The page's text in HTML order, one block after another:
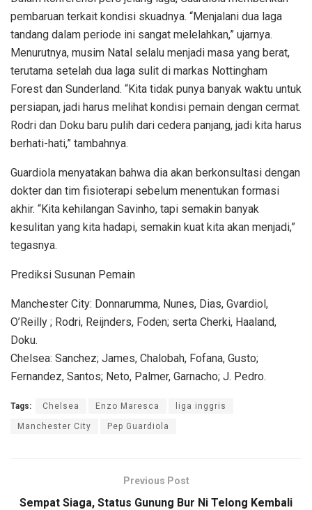
pembaruan terkait kondisi skuadnya. “Menjalani dua laga
tandang dalam periode ini sangat melelahkan,” ujarnya.
Menurutnya, musim Natal selalu menjadi masa yang berat,
terutama setelah dua laga sulit di markas Nottingham
Forest dan Sunderland. “Kita tidak punya banyak waktu untuk
persiapan, jadi harus melihat kondisi pemain dengan cermat.
Rodri dan Doku baru pulih dari cedera panjang, jadi kita harus
berhati-hati,” tambahnya.
Guardiola menyatakan bahwa dia akan berkonsultasi dengan
dokter dan tim fisioterapi sebelum menentukan formasi
akhir. “Kita kehilangan Savinho, tapi semakin banyak
kesulitan yang kita hadapi, semakin kuat kita akan menjadi,”
tegasnya.
Prediksi Susunan Pemain
Manchester City: Donnarumma, Nunes, Dias, Gvardiol,
O’Reilly ; Rodri, Reijnders, Foden; serta Cherki, Haaland,
Doku.
Chelsea: Sanchez; James, Chalobah, Fofana, Gusto;
Fernandez, Santos; Neto, Palmer, Garnacho; J. Pedro.
Tags: Chelsea Enzo Maresca liga inggris
Manchester City Pep Guardiola
Previous Post
Sempat Siaga, Status Gunung Bur Ni Telong Kembali